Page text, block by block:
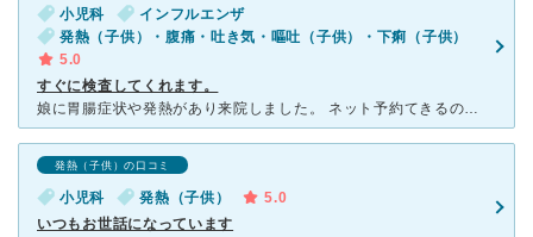
小児科
インフルエンザ
発熱（子供）・腹痛・吐き気・嘔吐（子供）・下痢（子供）
5.0
すぐに検査してくれます。
娘に胃腸症状や発熱があり来院しました。 ネット予約てきるので、待ち時間が最低限になるのがありがたかったです。 他の病院では検査をされずに胃腸風邪という診断でしたが、こちらの病院ではインフルエンザや
発熱（子供）の口コミ
小児科 発熱（子供）
5.0
いつもお世話になっています